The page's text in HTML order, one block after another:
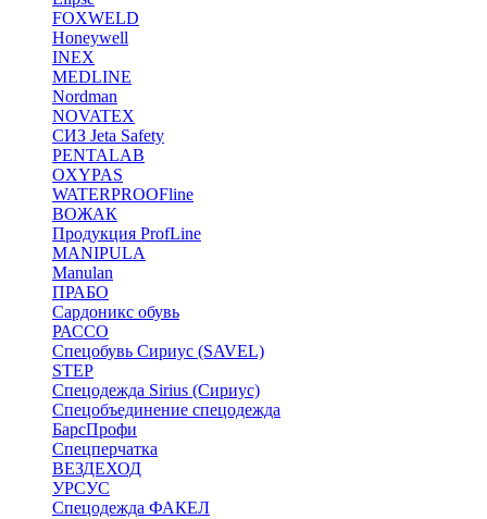
FOXWELD
Honeywell
INEX
MEDLINE
Nordman
NOVATEX
СИЗ Jeta Safety
PENTALAB
OXYPAS
WATERPROOFline
ВОЖАК
Продукция ProfLine
MANIPULA
Manulan
ПРАБО
Сардоникс обувь
РАССО
Спецобувь Сириус (SAVEL)
STEP
Спецодежда Sirius (Сириус)
Спецобъединение спецодежда
БарсПрофи
Спецперчатка
ВЕЗДЕХОД
УРСУС
Спецодежда ФАКЕЛ